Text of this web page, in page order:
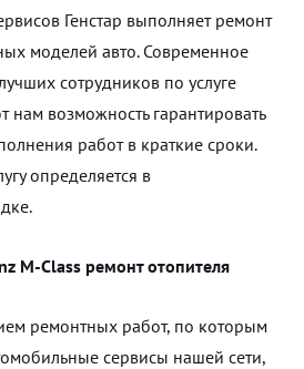
Генстар выполняет ремонт
моделей авто. Современное
сотрудников по услуге
нам возможность гарантировать
работ в краткие сроки.
определяется в
M-Class ремонт отопителя
ремонтных работ, по которым
сервисы нашей сети,